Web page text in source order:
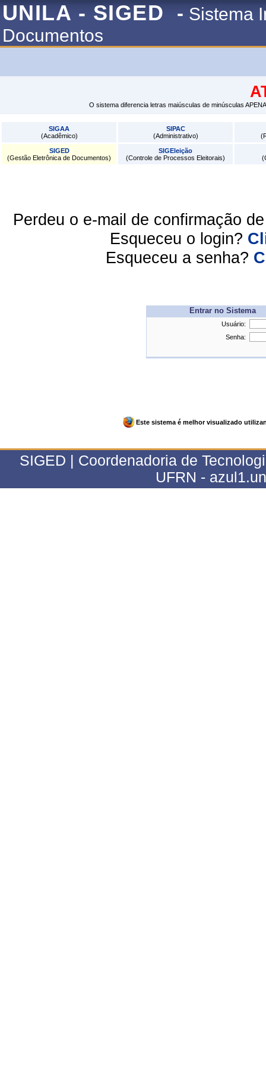
UNILA - SIGED - Sistema
Documentos
O sistema diferencia letras maiúsculas de minúsculas
SIGAA
(Acadêmico)
SIPAC
(Administrativo)
SIGED
(Gestão Eletrônica de Documentos)
SIGEleição
(Controle de Processos Eleitorais)
Perdeu o e-mail de confirmação
Esqueceu o login?
Esqueceu a senha?
Entrar no Sistema
Usuário:
Senha:
Este sistema é melhor visualizado
SIGED | Coordenadoria de
UFRN -